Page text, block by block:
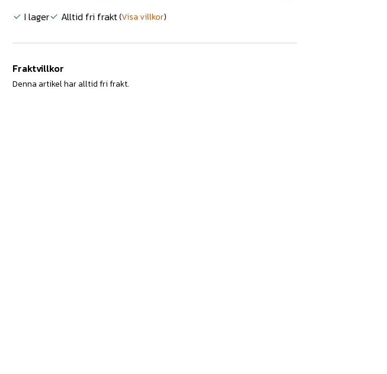
I lager Alltid fri frakt(Visa villkor)
Fraktvillkor
Denna artikel har alltid fri frakt.